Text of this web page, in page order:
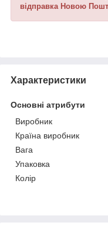
відправка Новою
Характеристики
Основні атрибути
Виробник
Країна виробник
Вага
Упаковка
Колір